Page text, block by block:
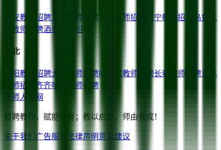
西安教师招聘兰州 教师招聘 教师招聘 西宁教师招聘
乌鲁木
教师招聘酒泉 教师招聘
东北
沈阳教师招聘大连 教师招聘哈尔滨教师招聘长春 教师招聘吉林
教师招聘
齐齐哈尔
教师招聘
教师人才网
智聘教师，赋能教育；教以启智，师由我成！
关于我们 广告服务 法律声明意见建议